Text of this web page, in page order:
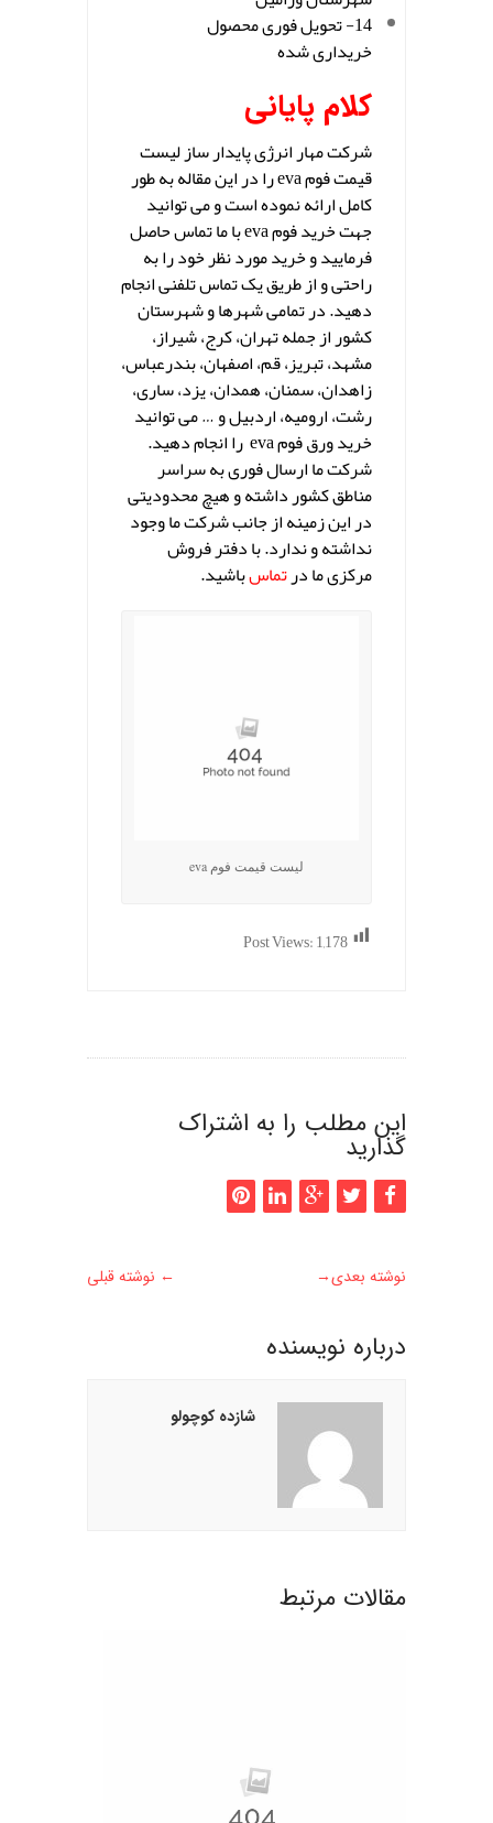
14- تحویل فوری محصول
خریداری شده
کلام پایانی
شرکت مهار انرژی پایدار ساز لیست
قیمت فوم eva را در این مقاله به طور
کامل ارائه نموده است و می توانید
جهت خرید فوم eva با ما تماس حاصل
فرمایید و خرید مورد نظر خود را به
راحتی و از طریق یک تماس تلفنی انجام
دهید. در تمامی شهرها و شهرستان
کشور از جمله تهران، کرج، شیراز،
مشهد، تبریز، قم، اصفهان، بندرعباس،
زاهدان، سمنان، همدان، یزد، ساری،
رشت، ارومیه، اردبیل و … می توانید
خرید ورق فوم eva را انجام دهید.
شرکت ما ارسال فوری به سراسر
مناطق کشور داشته و هیچ محدودیتی
در این زمینه از جانب شرکت ما وجود
نداشته و ندارد. با دفتر فروش
مرکزی ما درتماسباشید.
لیست قیمت فوم eva
Post Views:1,178
این مطلب را به اشتراک
گذارید
← نوشته قبلی نوشته بعدی→
درباره نويسنده
شازده کوچولو
مقالات مرتبط